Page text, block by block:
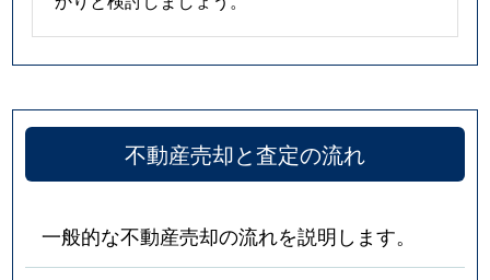
不動産売却と査定の流れ
一般的な不動産売却の流れを説明します。